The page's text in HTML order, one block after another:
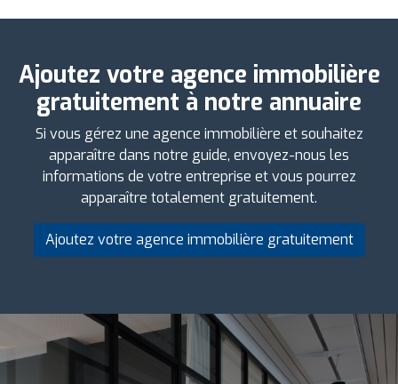
Ajoutez votre agence immobilière
gratuitement à notre annuaire
Si vous gérez une agence immobilière et souhaitez
apparaître dans notre guide, envoyez-nous les
informations de votre entreprise et vous pourrez
apparaître totalement gratuitement.
Ajoutez votre agence immobilière gratuitement